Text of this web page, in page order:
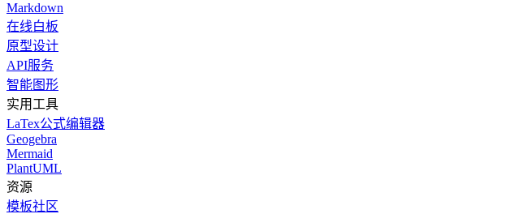
Markdown
在线白板
原型设计
API服务
智能图形
实用工具
LaTex公式编辑器
Geogebra
Mermaid
PlantUML
资源
模板社区